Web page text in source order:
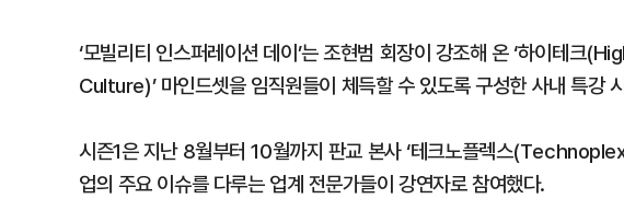
‘모빌리티 인스퍼레이션 데이’는 조현범 회장이 강조해 온 ‘하이테크
Culture)’ 마인드셋을 임직원들이 체득할 수 있도록 구성한 사내 특강
시즌1은 지난 8월부터 10월까지 판교 본사 ‘테크노플렉스
업의 주요 이슈를 다루는 업계 전문가들이 강연자로 참여했다.